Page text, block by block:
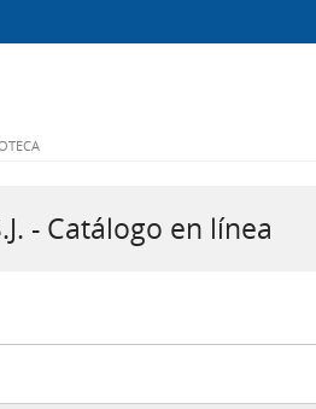
- Catálogo en línea